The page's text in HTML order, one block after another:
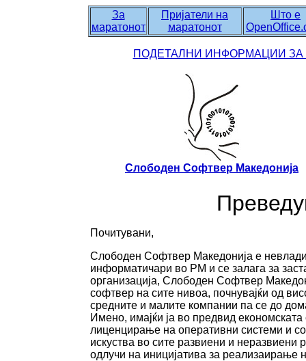
За
маратонот
Пријатели на
маратонот
Што е
ПОДЕТАЛНИ ИНФОРМАЦИИ ЗА
Слободен Софтвер Македонија
Почитувани,
Слободен Софтвер Македонија е
информатичари во РМ и се залага за
организација, Слободен Софтвер
софтвер на сите нивоа, почнувајќи од
средните и малите компании па се до
Имено, имајќи ја во предвид
лиценцирање на оперативни системи и
искуства во сите развиени и
одлучи на иницијатива за реализаирање